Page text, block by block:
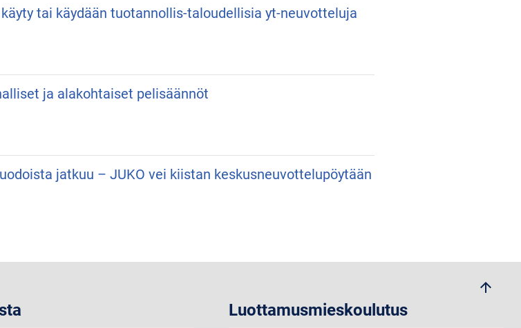
tai käydään tuotannollis-taloudellisia yt-neuvotteluja
ja alakohtaiset pelisäännöt
jatkuu – JUKO vei kiistan keskusneuvottelupöytään
arrow_upwards
Luottamusmieskoulutus